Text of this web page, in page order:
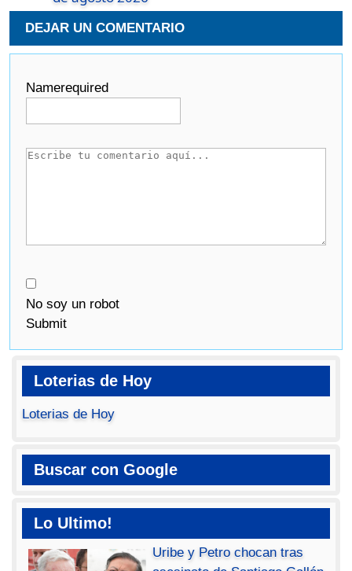
DEJAR UN COMENTARIO
Namerequired
No soy un robot
Submit
Loterias de Hoy
Loterias de Hoy
Buscar con Google
Lo Ultimo!
Uribe y Petro chocan tras